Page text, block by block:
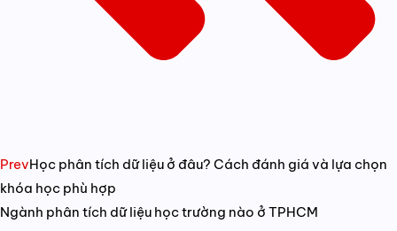
PrevHọc phân tích dữ liệu ở đâu? Cách đánh giá và lựa chọn
khóa học phù hợp
Ngành phân tích dữ liệu học trường nào ở TPHCM